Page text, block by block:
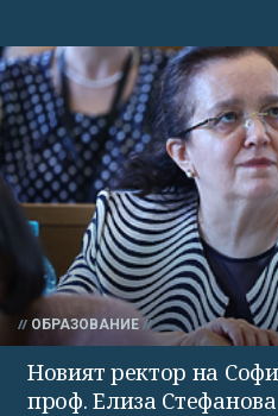
ОБРАЗОВАНИЕ
Новият ректор на
проф. Елиза Стефанова